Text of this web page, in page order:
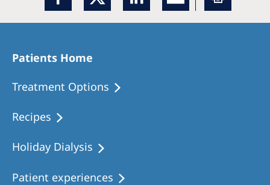
Patients Home
Treatment Options
Recipes
Holiday Dialysis
Patient experiences